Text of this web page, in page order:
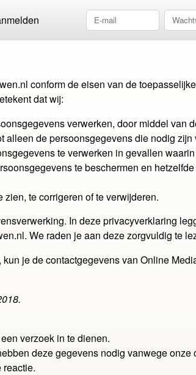
conform de eisen van de
dat wij:
verwerken, door middel van
alleen de persoonsgegevens die nodig
te verwerken in gevallen
te beschermen en
te corrigeren of te verwijderen.
In deze privacyverklaring
We raden je aan deze zorgvuldig te
je de contactgegevens van Online
verzoek in te dienen.
deze gegevens nodig vanwege
reactie.